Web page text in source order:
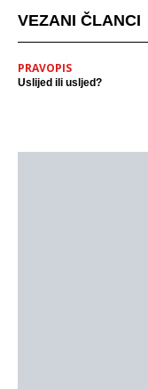
VEZANI ČLANCI
PRAVOPIS
Uslijed ili usljed?